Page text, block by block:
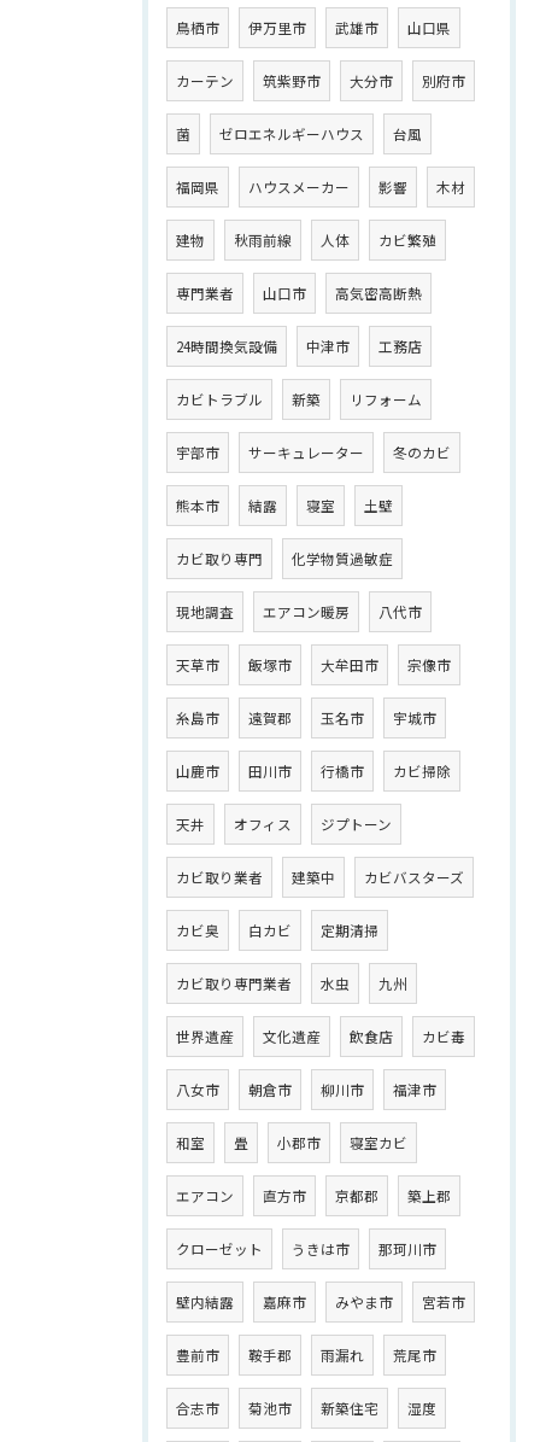
鳥栖市 伊万里市 武雄市 山口県
カーテン 筑紫野市 大分市 別府市
菌 ゼロエネルギーハウス 台風
福岡県 ハウスメーカー 影響 木材
建物 秋雨前線 人体 カビ繁殖
専門業者 山口市 高気密高断熱
24時間換気設備 中津市 工務店
カビトラブル 新築 リフォーム
宇部市 サーキュレーター 冬のカビ
熊本市 結露 寝室 土壁
カビ取り専門 化学物質過敏症
現地調査 エアコン暖房 八代市
天草市 飯塚市 大牟田市 宗像市
糸島市 遠賀郡 玉名市 宇城市
山鹿市 田川市 行橋市 カビ掃除
天井 オフィス ジプトーン
カビ取り業者 建築中 カビバスターズ
カビ臭 白カビ 定期清掃
カビ取り専門業者 水虫 九州
世界遺産 文化遺産 飲食店 カビ毒
八女市 朝倉市 柳川市 福津市
和室 畳 小郡市 寝室カビ
エアコン 直方市 京都郡 築上郡
クローゼット うきは市 那珂川市
壁内結露 嘉麻市 みやま市 宮若市
豊前市 鞍手郡 雨漏れ 荒尾市
合志市 菊池市 新築住宅 湿度